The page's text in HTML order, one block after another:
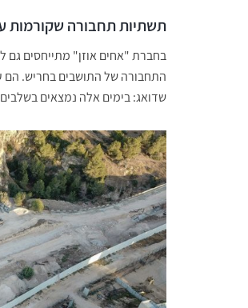
תשתיות תחבורה שקורמות
בחברת "אחים אוזן" מתייחסים גם
התחבורה של התושבים בחריש. הם
שדואג: בימים אלה נמצאים